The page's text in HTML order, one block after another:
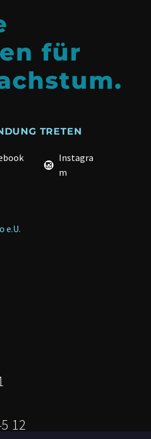
für
TRETEN
Instagra
m
e.U.
12